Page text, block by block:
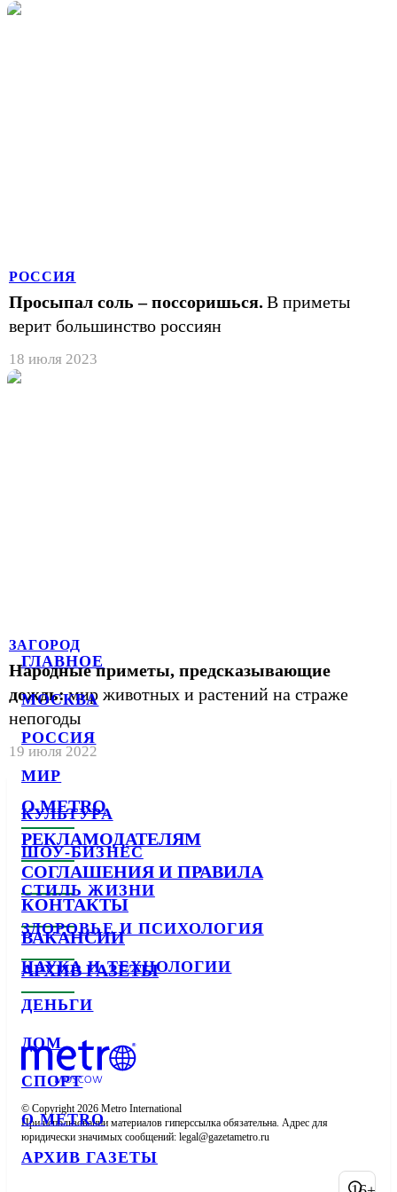
ГЛАВНОЕ
МОСКВА
РОССИЯ
МИР
КУЛЬТУРА
ШОУ-БИЗНЕС
СТИЛЬ ЖИЗНИ
ЗДОРОВЬЕ И ПСИХОЛОГИЯ
НАУКА И ТЕХНОЛОГИИ
ДЕНЬГИ
ДОМ
СПОРТ
О METRO
АРХИВ ГАЗЕТЫ
РОССИЯ
Просыпал соль – поссоришься. В приметы
верит большинство россиян
18 июля 2023
ЗАГОРОД
Народные приметы, предсказывающие
дождь:мир животных и растений на страже
непогоды
19 июля 2022
О METRO
РЕКЛАМОДАТЕЛЯМ
СОГЛАШЕНИЯ И ПРАВИЛА
КОНТАКТЫ
ВАКАНСИИ
АРХИВ ГАЗЕТЫ
© Copyright 2026 Metro International
При использовании материалов гиперссылка обязательна. Адрес для
юридически значимых сообщений: